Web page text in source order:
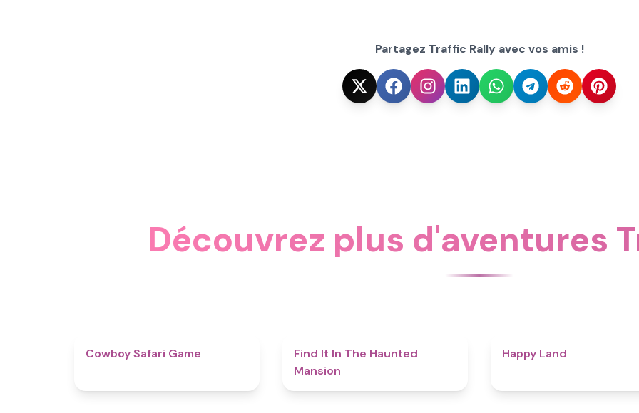
Partagez Traffic Rally avec vos amis !
Découvrez plus d'aventures
Cowboy Safari Game
Find It In The Haunted
Mansion
Happy Land